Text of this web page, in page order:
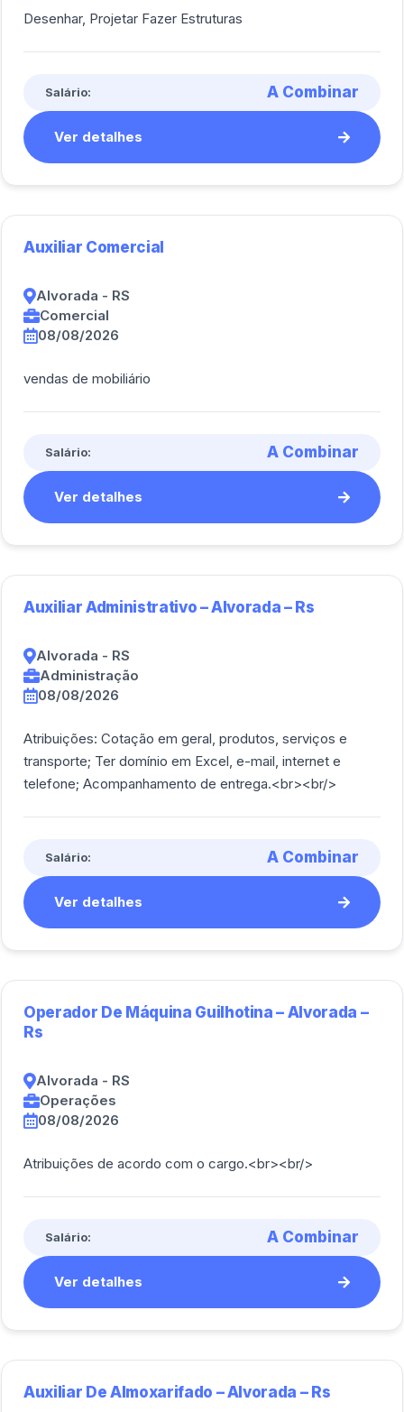
Desenhar, Projetar Fazer Estruturas
Salário: A Combinar
Ver detalhes
Auxiliar Comercial
Alvorada - RS
Comercial
08/08/2026
vendas de mobiliário
Salário: A Combinar
Ver detalhes
Auxiliar Administrativo – Alvorada – Rs
Alvorada - RS
Administração
08/08/2026
Atribuições: Cotação em geral, produtos, serviços e
transporte; Ter domínio em Excel, e-mail, internet e
telefone; Acompanhamento de entrega.<br><br/>
Salário: A Combinar
Ver detalhes
Operador De Máquina Guilhotina – Alvorada –
Rs
Alvorada - RS
Operações
08/08/2026
Atribuições de acordo com o cargo.<br><br/>
Salário: A Combinar
Ver detalhes
Auxiliar De Almoxarifado – Alvorada – Rs